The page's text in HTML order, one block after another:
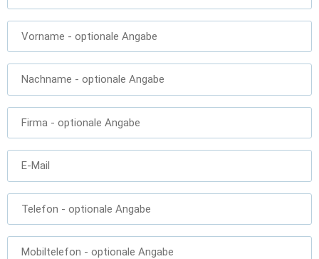
Vorname - optionale Angabe
Nachname - optionale Angabe
Firma - optionale Angabe
E-Mail
Telefon - optionale Angabe
Mobiltelefon - optionale Angabe